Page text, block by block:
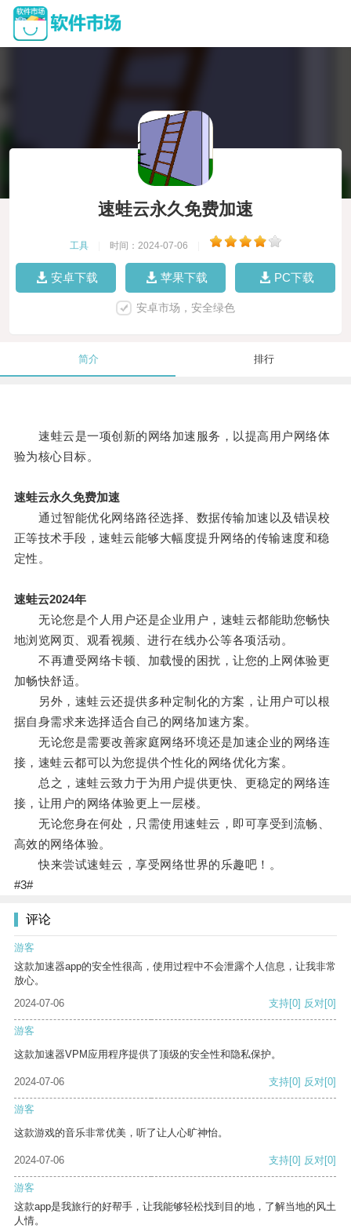
速蛙云永久免费加速
工具 时间：2024-07-06
安卓下载 苹果下载 PC下载
安卓市场，安全绿色
简介 排行
速蛙云是一项创新的网络加速服务，以提高用户网络体
验为核心目标。
速蛙云永久免费加速
通过智能优化网络路径选择、数据传输加速以及错误校
正等技术手段，速蛙云能够大幅度提升网络的传输速度和稳
定性。
速蛙云2024年
无论您是个人用户还是企业用户，速蛙云都能助您畅快
地浏览网页、观看视频、进行在线办公等各项活动。
不再遭受网络卡顿、加载慢的困扰，让您的上网体验更
加畅快舒适。
另外，速蛙云还提供多种定制化的方案，让用户可以根
据自身需求来选择适合自己的网络加速方案。
无论您是需要改善家庭网络环境还是加速企业的网络连
接，速蛙云都可以为您提供个性化的网络优化方案。
总之，速蛙云致力于为用户提供更快、更稳定的网络连
接，让用户的网络体验更上一层楼。
无论您身在何处，只需使用速蛙云，即可享受到流畅、
高效的网络体验。
快来尝试速蛙云，享受网络世界的乐趣吧！。
#3#
评论
游客
这款加速器app的安全性很高，使用过程中不会泄露个人信息，让我非常
放心。
2024-07-06
支持[0] 反对[0]
游客
这款加速器VPM应用程序提供了顶级的安全性和隐私保护。
2024-07-06 支持[0] 反对[0]
游客
这款游戏的音乐非常优美，听了让人心旷神怡。
2024-07-06 支持[0] 反对[0]
游客
这款app是我旅行的好帮手，让我能够轻松找到目的地，了解当地的风土
人情。